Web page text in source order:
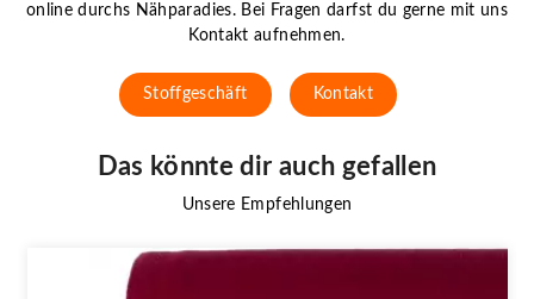
online durchs Nähparadies. Bei Fragen darfst du gerne mit uns
Kontakt aufnehmen.
Stoffgeschäft Kontakt
Das könnte dir auch gefallen
Unsere Empfehlungen